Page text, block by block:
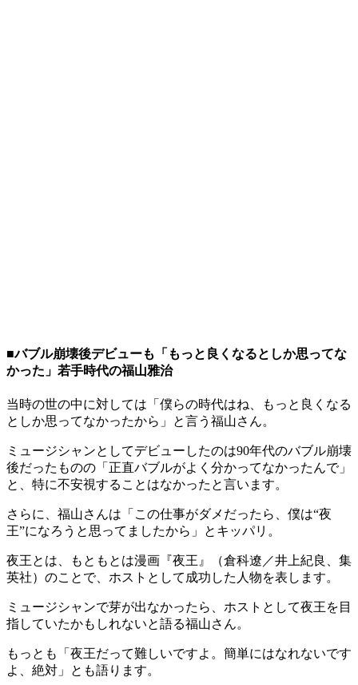
■バブル崩壊後デビューも「もっと良くなるとしか思ってな
かった」若手時代の福山雅治
当時の世の中に対しては「僕らの時代はね、もっと良くなる
としか思ってなかったから」と言う福山さん。
ミュージシャンとしてデビューしたのは90年代のバブル崩壊
後だったものの「正直バブルがよく分かってなかったんで」
と、特に不安視することはなかったと言います。
さらに、福山さんは「この仕事がダメだったら、僕は“夜
王”になろうと思ってましたから」とキッパリ。
夜王とは、もともとは漫画『夜王』（倉科遼／井上紀良、集
英社）のことで、ホストとして成功した人物を表します。
ミュージシャンで芽が出なかったら、ホストとして夜王を目
指していたかもしれないと語る福山さん。
もっとも「夜王だって難しいですよ。簡単にはなれないです
よ、絶対」とも語ります。